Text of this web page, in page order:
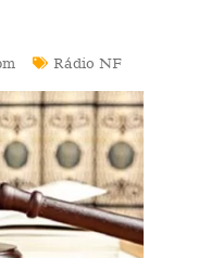
Rádio NF